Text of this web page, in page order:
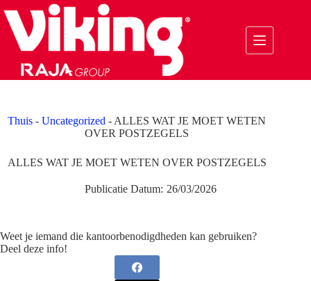
naar
inhoud
Thuis -Uncategorized - ALLES WAT JE MOET WETEN
OVER POSTZEGELS
ALLES WAT JE MOET WETEN OVER POSTZEGELS
Publicatie Datum: 26/03/2026
Weet je iemand die kantoorbenodigdheden kan gebruiken?
Deel deze info!